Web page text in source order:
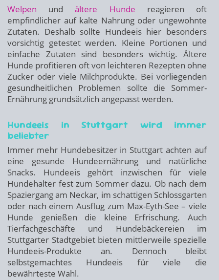
Welpen undältere Hunde reagieren oft
empfindlicher auf kalte Nahrung oder ungewohnte
Zutaten. Deshalb sollte Hundeeis hier besonders
vorsichtig getestet werden. Kleine Portionen und
einfache Zutaten sind besonders wichtig. Ältere
Hunde profitieren oft von leichteren Rezepten ohne
Zucker oder viele Milchprodukte. Bei vorliegenden
gesundheitlichen Problemen sollte die Sommer-
Ernährung grundsätzlich angepasst werden.
Hundeeis in Stuttgart wird immer
beliebter
Immer mehr Hundebesitzer in Stuttgart achten auf
eine gesunde Hundeernährung und natürliche
Snacks. Hundeeis gehört inzwischen für viele
Hundehalter fest zum Sommer dazu. Ob nach dem
Spaziergang am Neckar, im schattigen Schlossgarten
oder nach einem Ausflug zum Max-Eyth-See – viele
Hunde genießen die kleine Erfrischung. Auch
Tierfachgeschäfte und Hundebäckereien im
Stuttgarter Stadtgebiet bieten mittlerweile spezielle
Hundeeis-Produkte an. Dennoch bleibt
selbstgemachtes Hundeeis für viele die
bewährteste Wahl.